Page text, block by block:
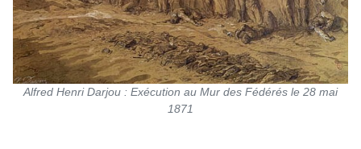
Alfred Henri Darjou : Exécution au Mur des Fédérés le 28 mai
1871